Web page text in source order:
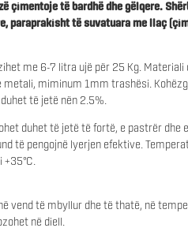
çimentoje të bardhë dhe gëlqere.
paraprakisht të suvatuara me llaç
me 6-7 litra ujë për 25 Kg.
metali, miminum 1mm trashësi.
të jetë nën 2.5%.
duhet të jetë të fortë, e pastrër dhe
të pengojnë lyerjen efektive.
+35°C.
vend të mbyllur dhe të thatë, në
në diell.